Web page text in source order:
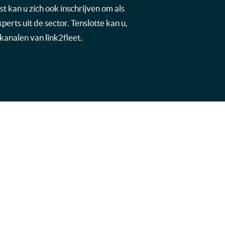
kan u zich ook inschrijven om als
uit de sector. Tenslotte kan u,
van link2fleet.